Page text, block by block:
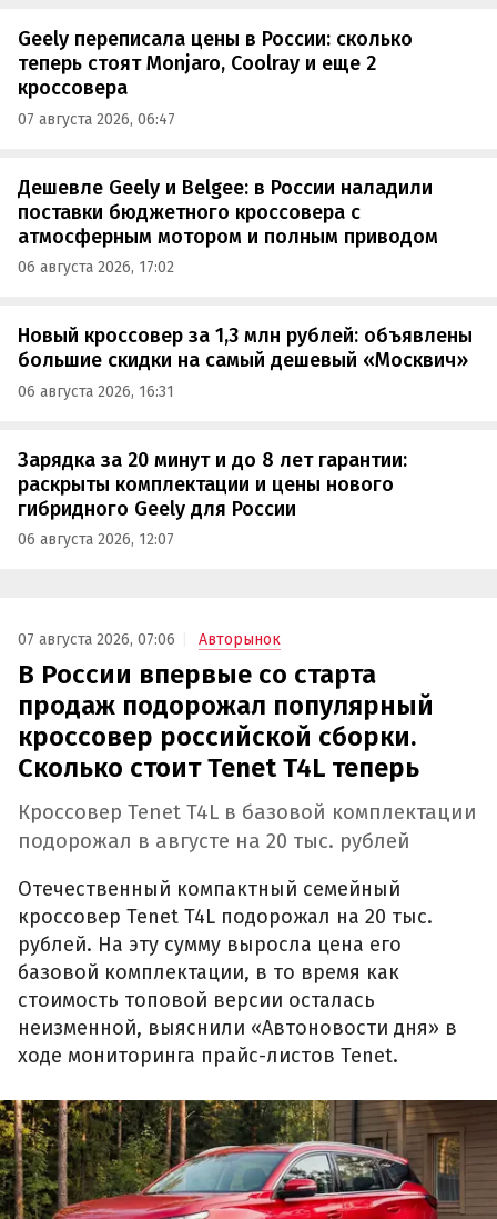
Geely переписала цены в России: сколько
теперь стоят Monjaro, Coolray и еще 2
кроссовера
07 августа 2026, 06:47
Дешевле Geely и Belgee: в России наладили
поставки бюджетного кроссовера с
атмосферным мотором и полным приводом
06 августа 2026, 17:02
Новый кроссовер за 1,3 млн рублей: объявлены
большие скидки на самый дешевый «Москвич»
06 августа 2026, 16:31
Зарядка за 20 минут и до 8 лет гарантии:
раскрыты комплектации и цены нового
гибридного Geely для России
06 августа 2026, 12:07
07 августа 2026, 07:06 Авторынок
В России впервые со старта
продаж подорожал популярный
кроссовер российской сборки.
Сколько стоит Tenet T4L теперь
Кроссовер Tenet T4L в базовой комплектации
подорожал в августе на 20 тыс. рублей
Отечественный компактный семейный
кроссовер Tenet T4L подорожал на 20 тыс.
рублей. На эту сумму выросла цена его
базовой комплектации, в то время как
стоимость топовой версии осталась
неизменной, выяснили «Автоновости дня» в
ходе мониторинга прайс-листов Tenet.